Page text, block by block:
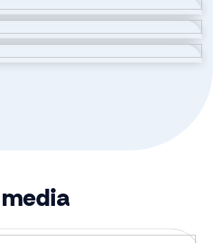
Badkamervoorzieningen Douche, toilet, wastafel